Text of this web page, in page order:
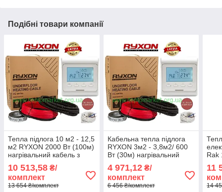
Подібні товари компанії
Тепла підлога 10 м2 - 12,5
м2 RYXON 2000 Вт (100м)
нагрівальний кабель з
терморегулятором E51
10 513,58 ₴/
комплект
13 654 ₴/комплект
Кабельна тепла підлога
RYXON 3м2 - 3,8м2/ 600
Вт (30м) нагрівальний
терморегулятором E51
4 971,12₴/
комплект
6 456 ₴/комплект
Rak
11
14